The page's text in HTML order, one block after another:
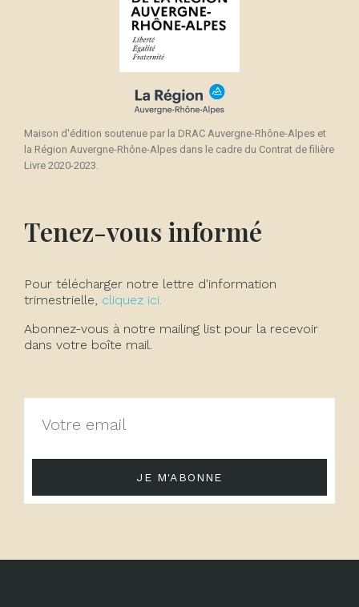
Maison d'édition soutenue par la DRAC Auvergne-Rhône-Alpes et
la Région Auvergne-Rhône-Alpes dans le cadre du Contrat de filière
Livre 2020-2023.
Tenez-vous informé
Pour télécharger notre lettre d'information
trimestrielle, cliquez ici.
Abonnez-vous à notre mailing list pour la recevoir
dans votre boîte mail.
JE M'ABONNE